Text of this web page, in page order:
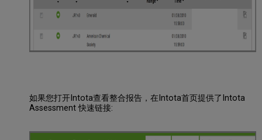
如果您打开Intota查看整合报告，在Intota首页提供了Intota
Assessment 快速链接: